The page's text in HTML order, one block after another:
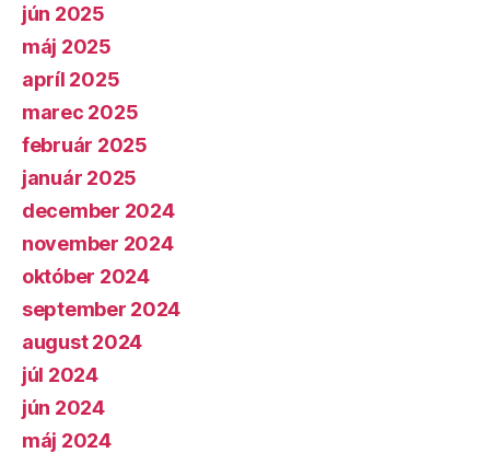
jún 2025
máj 2025
apríl 2025
marec 2025
február 2025
január 2025
december 2024
november 2024
október 2024
september 2024
august 2024
júl 2024
jún 2024
máj 2024